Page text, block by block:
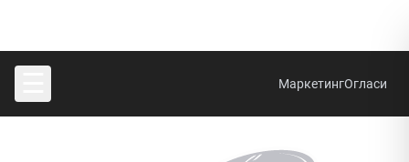
МаркетингОгласи